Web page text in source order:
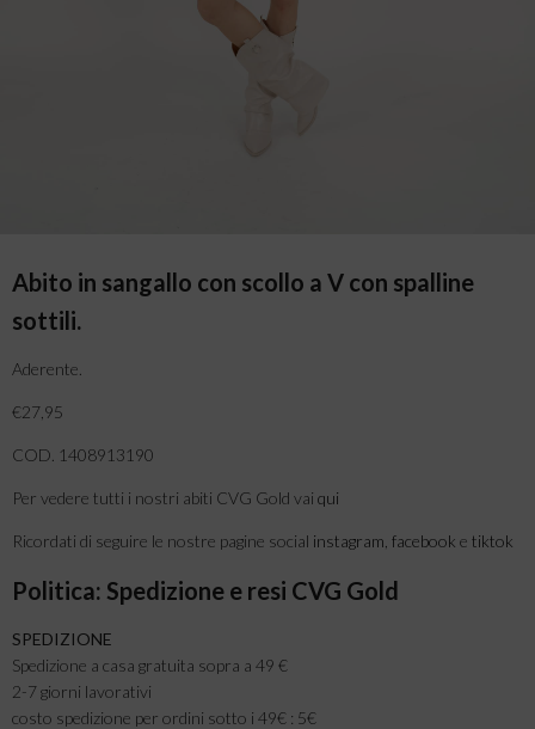
Abito in sangallo con scollo a V con spalline
sottili.
Aderente.
€27,95
COD. 1408913190
Per vedere tutti i nostri abiti CVG Gold vai qui
Ricordati di seguire le nostre pagine social instagram facebook e tiktok
Politica: Spedizione e resi CVG Gold
SPEDIZIONE
Spedizione a casa gratuita sopra a 49 €
2-7 giorni lavorativi
costo spedizione per ordini sotto i 49€ : 5€